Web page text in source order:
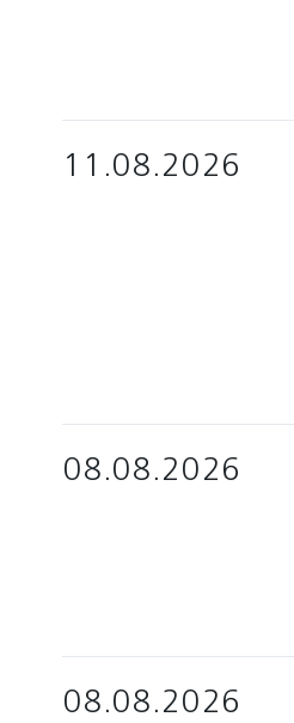
11.08.2026
08.08.2026
08.08.2026